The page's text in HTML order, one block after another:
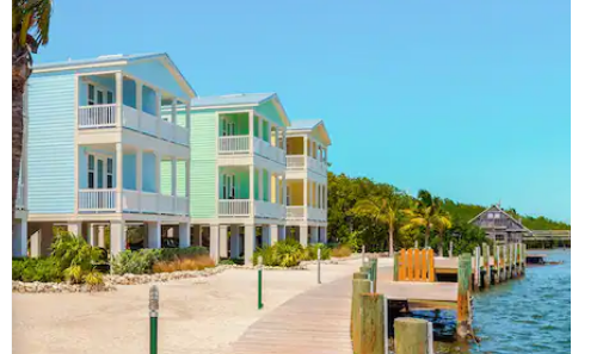
strelica ili ih pregledajte dodirom ili povlačenjem prsta.